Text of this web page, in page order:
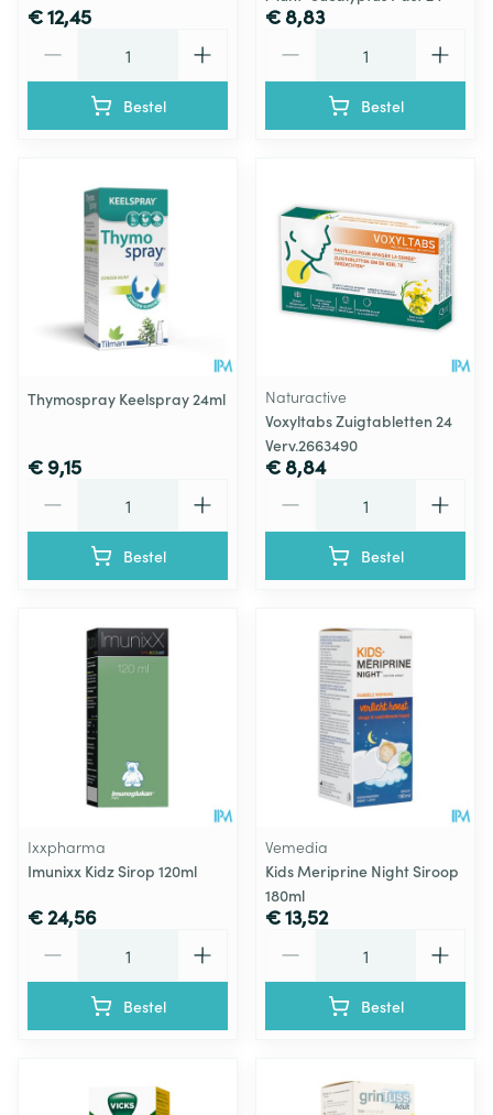
€ 12,45
Bestel
€ 8,83
Bestel
Thymospray Keelspray 24ml
€ 9,15
Bestel
Naturactive
Voxyltabs Zuigtabletten 24
Verv.2663490
€ 8,84
Bestel
Ixxpharma
Imunixx Kidz Sirop 120ml
€ 24,56
Bestel
Vemedia
Kids Meriprine Night Siroop
180ml
€ 13,52
Bestel